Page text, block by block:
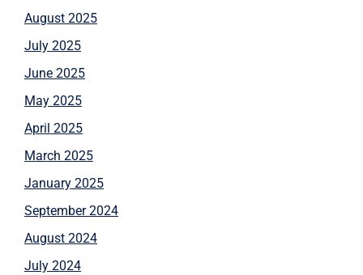
August 2025
July 2025
June 2025
May 2025
April 2025
March 2025
January 2025
September 2024
August 2024
July 2024